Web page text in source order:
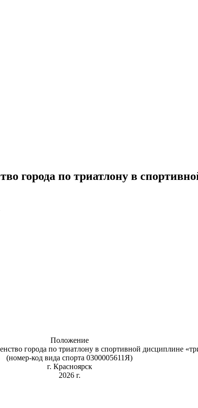
города по триатлону в
Положение
города по триатлону в спортивной дисциплине
(номер-код вида спорта 0300005611Я)
г. Красноярск
2026 г.